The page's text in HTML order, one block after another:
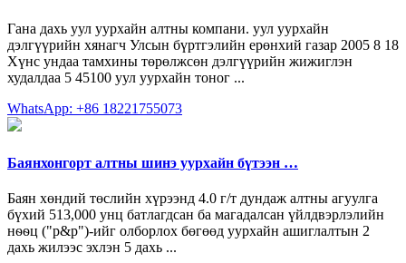
Гана дахь уул уурхайн алтны компани. уул уурхайн
дэлгүүрийн хянагч Улсын бүртгэлийн ерөнхий газар 2005 8 18
Хүнс ундаа тамхины төрөлжсөн дэлгүүрийн жижиглэн
худалдаа 5 45100 уул уурхайн тоног ...
WhatsApp: +86 18221755073
Баянхонгорт алтны шинэ уурхайн бүтээн …
Баян хөндий төслийн хүрээнд 4.0 г/т дундаж алтны агуулга
бүхий 513,000 унц батлагдсан ба магадалсан үйлдвэрлэлийн
нѳѳц ("p&p")-ийг олборлох бөгөөд уурхайн ашиглалтын 2
дахь жилээс эхлэн 5 дахь ...